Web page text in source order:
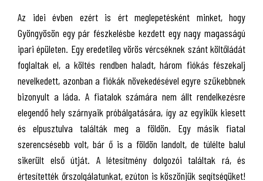
Az idei évben ezért is ért meglepetésként minket, hogy
Gyöngyösön egy pár fészkelésbe kezdett egy nagy magasságú
ipari épületen. Egy eredetileg vörös vércséknek szánt költőládát
foglaltak el, a költés rendben haladt, három fiókás fészekalj
nevelkedett, azonban a fiókák növekedésével egyre szűkebbnek
bizonyult a láda. A fiatalok számára nem állt rendelkezésre
elegendő hely szárnyaik próbálgatására, így az egyikük kiesett
és elpusztulva találták meg a földön. Egy másik fiatal
szerencsésebb volt, bár ő is a földön landolt, de túlélte balul
sikerült első útját. A létesítmény dolgozói találtak rá, és
értesítették őrszolgálatunkat, ezúton is köszönjük segítségüket!